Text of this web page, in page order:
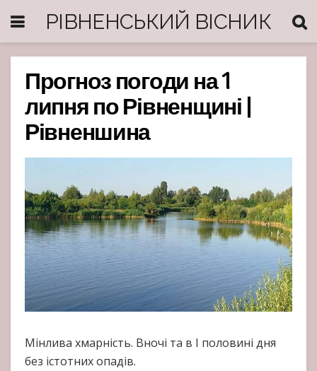
РІВНЕНСЬКИЙ ВІСНИК
Прогноз погоди на 1
липня по Рівненщині |
Рівненшина
Мінлива хмарність. Вночі та в І половині дня
без істотних опадів.